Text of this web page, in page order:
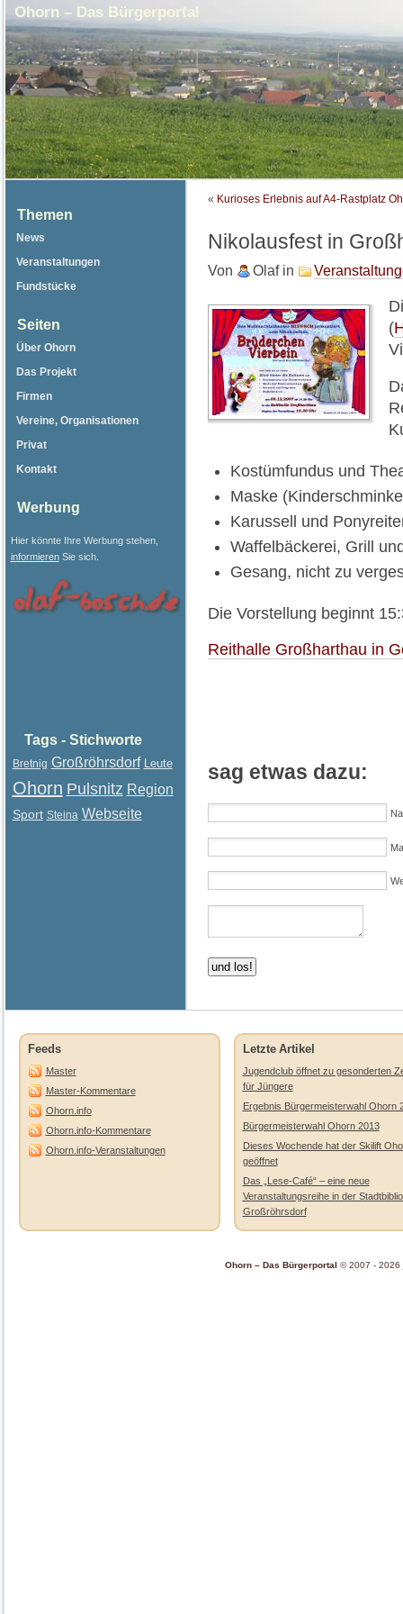
Ohorn – Das Bürgerportal
« Kurioses Erlebnis auf A4-Rastplatz
Nikolausfest in
Von Olaf in
(
Kostümfundus und
Maske
Karussell und
Waffelbäckerei, Grill
Gesang, nicht zu
Die Vorstellung beginnt
Reithalle Großharthau in
sag etwas dazu:
Themen
News
Veranstaltungen
Fundstücke
Seiten
Über Ohorn
Das Projekt
Firmen
Vereine, Organisationen
Privat
Kontakt
Werbung
Hier könnte Ihre Werbung stehen,
informierenSie sich.
Tags - Stichworte
Bretnig Großröhrsdorf Leute
Ohorn Pulsnitz Region
Sport Steina Webseite
Feeds
Master
Master-Kommentare
Ohorn.info
Ohorn.info-Kommentare
Ohorn.info-Veranstaltungen
Letzte Artikel
Jugendclub öffnet zu gesonderten
für Jüngere
Ergebnis Bürgermeisterwahl Ohorn
Bürgermeisterwahl Ohorn 2013
Dieses Wochende hat der Skilift
geöffnet
Das „Lese-Café“ – eine neue
Veranstaltungsreihe in der
Großröhrsdorf
Ohorn – Das Bürgerportal © 2007 - 2026